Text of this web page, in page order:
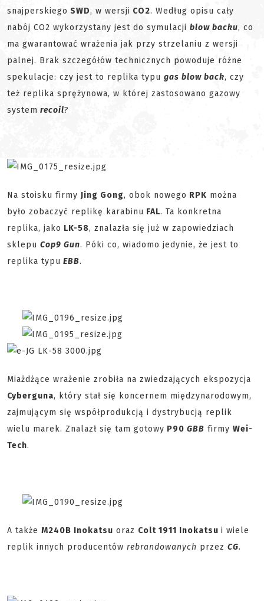
snajperskiego SWD, w wersji CO2. Według opisu cały
nabój CO2 wykorzystany jest do symulacji blow backu, co
ma gwarantować wrażenia jak przy strzelaniu z wersji
palnej. Brak szczegółów technicznych powoduje różne
spekulacje: czy jest to replika typu gas blow back, czy
też replika sprężynowa, w której zastosowano gazowy
system recoil?
Na stoisku firmy Jing Gong, obok nowego RPK można
było zobaczyć replikę karabinu FAL. Ta konkretna
replika, jako LK-58, znalazła się już w zapowiedziach
sklepu Cop9 Gun. Póki co, wiadomo jedynie, że jest to
replika typu EBB.
Miażdżące wrażenie zrobiła na zwiedzających ekspozycja
Cyberguna, który stał się koncernem międzynarodowym,
zajmującym się współprodukcją i dystrybucją replik
wielu marek. Znalazł się tam gotowy P90 GBB firmy Wei-
Tech.
A także M240B Inokatsu oraz Colt 1911 Inokatsu i wiele
replik innych producentów rebrandowanych przez CG.